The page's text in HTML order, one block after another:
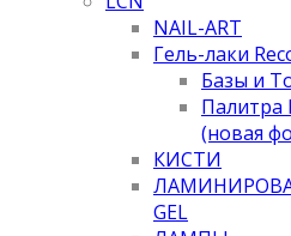
NAIL-ART
Гель-лаки
Базы и
Палитра
(новая
КИСТИ
GEL